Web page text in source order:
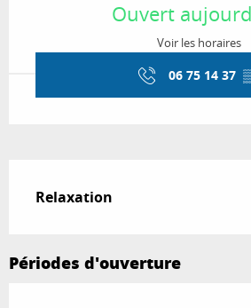
Ouvert
Voir les horaires
06 75 14 37
Relaxation
Périodes d'ouverture